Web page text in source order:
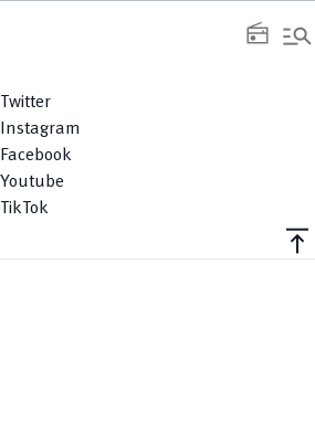
radio manage_search
Twitter
Instagram
Facebook
Youtube
TikTok
vertical_align_top